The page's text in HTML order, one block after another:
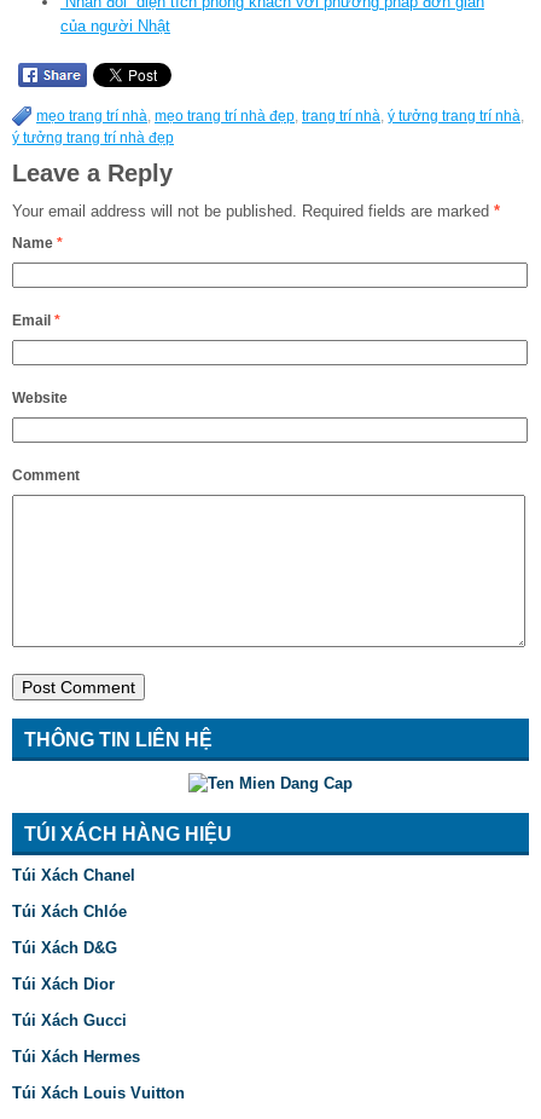
của người Nhật
mẹo trang trí nhà, mẹo trang trí nhà đẹp, trang trí nhà, ý tưởng trang trí nhà,
ý tưởng trang trí nhà đẹp
Leave a Reply
Your email address will not be published. Required fields are marked *
Name *
Email *
Website
Comment
THÔNG TIN LIÊN HỆ
TÚI XÁCH HÀNG HIỆU
Túi Xách Chanel
Túi Xách Chlóe
Túi Xách D&G
Túi Xách Dior
Túi Xách Gucci
Túi Xách Hermes
Túi Xách Louis Vuitton